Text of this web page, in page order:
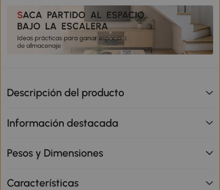
Descripción del producto
Información destacada
Pesos y Dimensiones
Características